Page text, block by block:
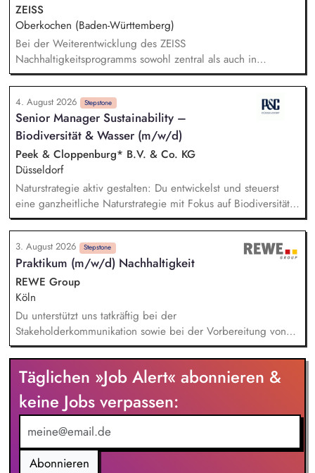
ZEISS
Oberkochen (Baden-Württemberg)
Bei der Weiterentwicklung des ZEISS
Nachhaltigkeitsprogramms sowohl zentral als auch in
Zusammenarbeit mit den strategischen Geschäftseinheiten
unterstützen Bei der Nachhaltigkeitsberichterstattung
unterstützen, einschließlich der Berücksichtigung gesetzlicher
Anforderungen und unserer Klimastrategie nach anerkannten
Standards (z. B. CSRD, EU-Taxonomie, LKSG, CSDDD, SBTi).
Recherchen und Analysen zu aktuellen Nachhaltigkeitsthemen
anfertigen Datenrecherchen und ggf. Daten-Modellierungen
durchführen Das Sustainability Team bei Unternehmensratings,
insbesondere CDP und EcoVadis, unterstützen
4. August 2026 Stepstone
Senior Manager Sustainability –
Biodiversität & Wasser (m/w/d)
Peek & Cloppenburg* B.V. & Co. KG
Düsseldorf
Naturstrategie aktiv gestalten: Du entwickelst und steuerst
eine ganzheitliche Naturstrategie mit Fokus auf Biodiversität
und Wasser, um die Auswirkungen unserer
Unternehmensgruppe auf natürliche Ökosysteme gezielt zu
minimieren. Risiken und Chancen analysieren: Du
identifizierst sowie bewertest naturbezogene Auswirkungen,
Risiken und Abhängigkeiten entlang unserer gesamten
Wertschöpfungskette und leitest daraus wirksame Maßnahmen
ab. Ziele und KPIs steuern: Du definierst klare Ziele,
Messgrößen und Maßnahmenpläne und setzt diese in enger
Zusammenarbeit mit den relevanten Fachbereichen
erfolgreich um.
3. August 2026 Stepstone
Praktikum (m/w/d) Nachhaltigkeit
REWE Group
Köln
Du unterstützt uns tatkräftig bei der
Stakeholderkommunikation sowie bei der Vorbereitung von
internen und externen Veranstaltungen. Du unterstützt
eigenständig die Planung und Durchführung von Projekten im
Kontext Nachhaltigkeit. Bei der Mitarbeit im Rahmen der
Nachhaltigkeitsberichtserstattung. Mitwirkung bei der Planung
und Durchführung von Nachhaltigkeitsprojekten (z.B. durch
die Erstellung von Präsentationen, Projektdokumentationen
und Analysen sowie durch die Vorbereitung und Begleitung
interner Termine).
Täglichen »Job Alert« abonnieren &
keine Jobs verpassen:
Abonnieren